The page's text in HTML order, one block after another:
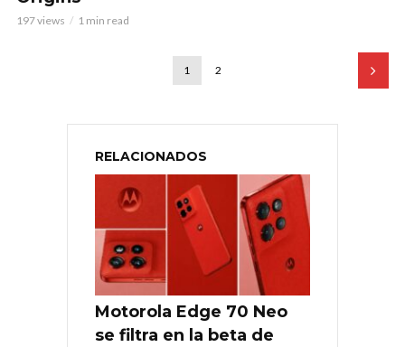
197 views 1 min read
1 2
RELACIONADOS
Motorola Edge 70 Neo
se filtra en la beta de